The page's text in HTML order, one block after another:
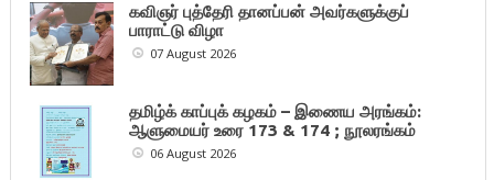
கவிஞர் புத்தேரி தானப்பன் அவர்களுக்குப்
பாராட்டு விழா
07 August 2026
தமிழ்க் காப்புக் கழகம் – இணைய அரங்கம்:
ஆளுமையர் உரை 173 & 174 ; நூலரங்கம்
06 August 2026